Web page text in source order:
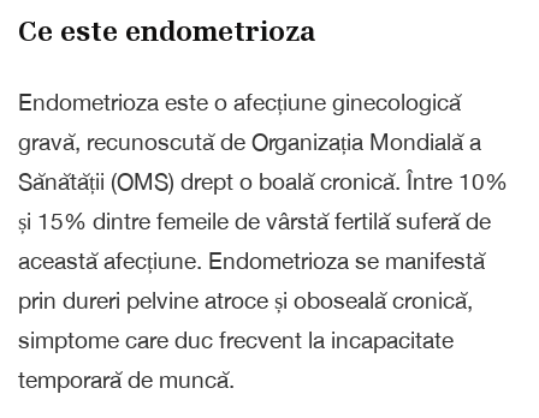
Ce este endometrioza
Endometrioza este o afecțiune ginecologică
gravă, recunoscută de Organizația Mondială a
Sănătății (OMS) drept o boală cronică. Între 10%
și 15% dintre femeile de vârstă fertilă suferă de
această afecțiune. Endometrioza se manifestă
prin dureri pelvine atroce și oboseală cronică,
simptome care duc frecvent la incapacitate
temporară de muncă.